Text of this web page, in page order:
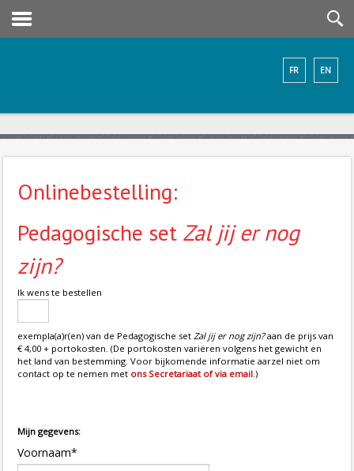
EN
FR
Onlinebestelling:
Pedagogische set Zal jij er nog
zijn?
Ik wens te bestellen
exempla(a)r(en) van de Pedagogische set Zal jij er nog zijn?aan de prijs van
€ 4,00 + portokosten. (De portokosten variëren volgens het gewicht en
het land van bestemming. Voor bijkomende informatie aarzel niet om
contact op te nemen met ons Secretariaat of via email.)
Mijn gegevens:
Voornaam*